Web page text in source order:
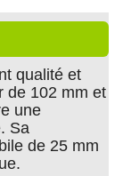
qualité et
de 102 mm et
une
Sa
de 25 mm